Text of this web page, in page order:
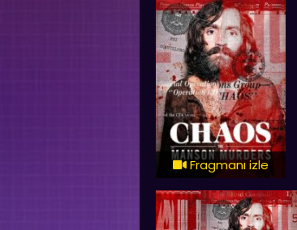
Fragmanı izle